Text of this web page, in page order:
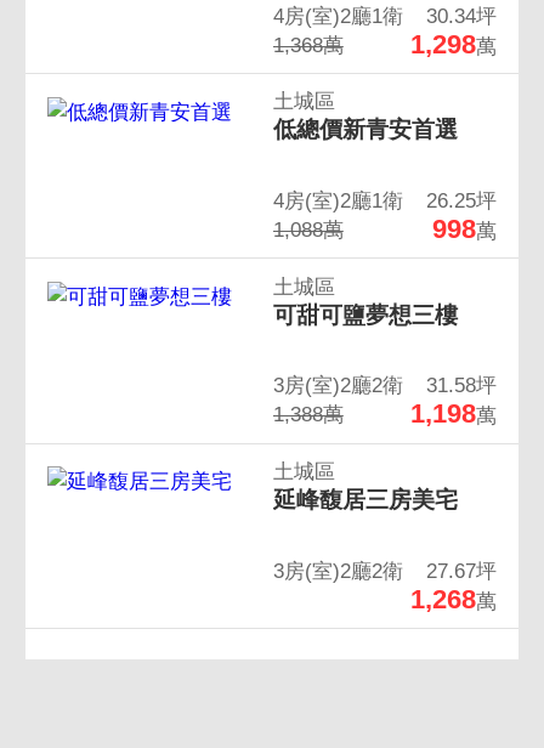
4房(室)2廳1衛
30.34坪
1,368萬
1,298萬
土城區
低總價新青安首選
4房(室)2廳1衛
26.25坪
1,088萬
998萬
土城區
可甜可鹽夢想三樓
3房(室)2廳2衛
31.58坪
1,388萬
1,198萬
土城區
延峰馥居三房美宅
3房(室)2廳2衛 27.67坪
1,268萬